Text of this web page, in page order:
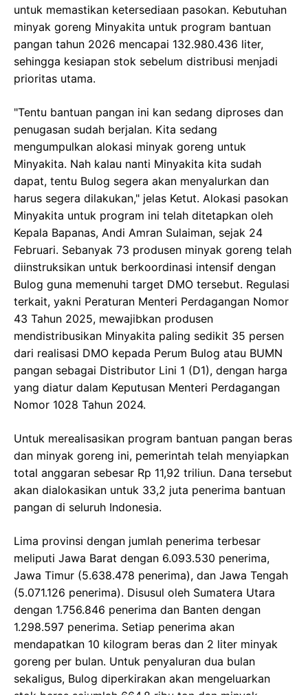
untuk memastikan ketersediaan pasokan. Kebutuhan
minyak goreng Minyakita untuk program bantuan
pangan tahun 2026 mencapai 132.980.436 liter,
sehingga kesiapan stok sebelum distribusi menjadi
prioritas utama.
"Tentu bantuan pangan ini kan sedang diproses dan
penugasan sudah berjalan. Kita sedang
mengumpulkan alokasi minyak goreng untuk
Minyakita. Nah kalau nanti Minyakita kita sudah
dapat, tentu Bulog segera akan menyalurkan dan
harus segera dilakukan," jelas Ketut. Alokasi pasokan
Minyakita untuk program ini telah ditetapkan oleh
Kepala Bapanas, Andi Amran Sulaiman, sejak 24
Februari. Sebanyak 73 produsen minyak goreng telah
diinstruksikan untuk berkoordinasi intensif dengan
Bulog guna memenuhi target DMO tersebut. Regulasi
terkait, yakni Peraturan Menteri Perdagangan Nomor
43 Tahun 2025, mewajibkan produsen
mendistribusikan Minyakita paling sedikit 35 persen
dari realisasi DMO kepada Perum Bulog atau BUMN
pangan sebagai Distributor Lini 1 (D1), dengan harga
yang diatur dalam Keputusan Menteri Perdagangan
Nomor 1028 Tahun 2024.
Untuk merealisasikan program bantuan pangan beras
dan minyak goreng ini, pemerintah telah menyiapkan
total anggaran sebesar Rp 11,92 triliun. Dana tersebut
akan dialokasikan untuk 33,2 juta penerima bantuan
pangan di seluruh Indonesia.
Lima provinsi dengan jumlah penerima terbesar
meliputi Jawa Barat dengan 6.093.530 penerima,
Jawa Timur (5.638.478 penerima), dan Jawa Tengah
(5.071.126 penerima). Disusul oleh Sumatera Utara
dengan 1.756.846 penerima dan Banten dengan
1.298.597 penerima. Setiap penerima akan
mendapatkan 10 kilogram beras dan 2 liter minyak
goreng per bulan. Untuk penyaluran dua bulan
sekaligus, Bulog diperkirakan akan mengeluarkan